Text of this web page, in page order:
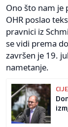
Ono što nam je
OHR poslao
pravnici iz
se vidi prema
završen je 19.
nametanje.